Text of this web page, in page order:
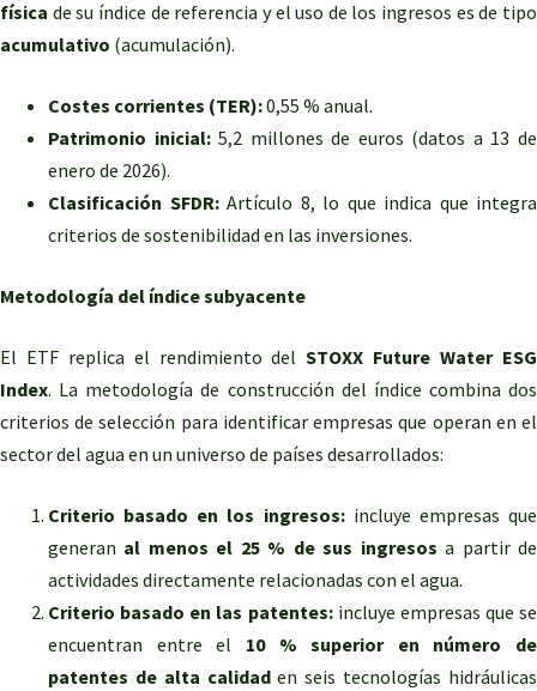
física de su índice de referencia y el uso de los ingresos es de tipo
acumulativo (acumulación).
Costes corrientes (TER):0,55 % anual.
Patrimonio inicial:5,2 millones de euros (datos a 13 de
enero de 2026).
Clasificación SFDR:Artículo 8, lo que indica que integra
criterios de sostenibilidad en las inversiones.
Metodología del índice subyacente
El ETF replica el rendimiento delSTOXX Future Water ESG
Index. La metodología de construcción del índice combina dos
criterios de selección para identificar empresas que operan en el
sector del agua en un universo de países desarrollados:
Criterio basado en los ingresos:incluye empresas que
generan al menos el 25 % de sus ingresos a partir de
actividades directamente relacionadas con el agua.
Criterio basado en las patentes:incluye empresas que se
encuentran entre el 10 % superior en número de
patentes de alta calidaden seis tecnologías hidráulicas